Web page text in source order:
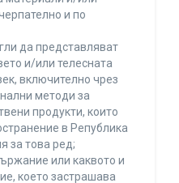
и по
да представляват
и/или телесната
включително чрез
методи за
продукти, които
в Република
за това ред;
или каквото и
което застрашава